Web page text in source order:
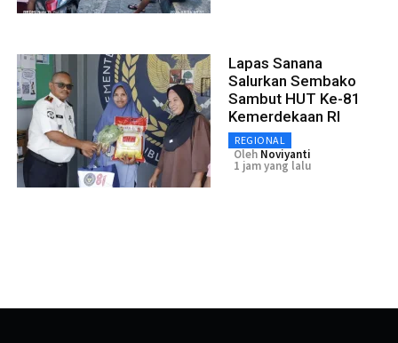
Lapas Sanana
Salurkan Sembako
Sambut HUT Ke-81
Kemerdekaan RI
REGIONAL
Oleh Noviyanti
1 jam yang lalu